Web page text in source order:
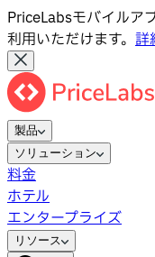
PriceLabsモバイルア
利用いただけます。 詳
製品
ソリューション
料金
ホテル
エンタープライズ
リソース